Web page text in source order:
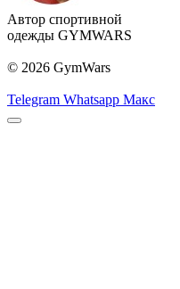
Автор спортивной
одежды GYMWARS
© 2026 GymWars
Telegram Whatsapp Макс